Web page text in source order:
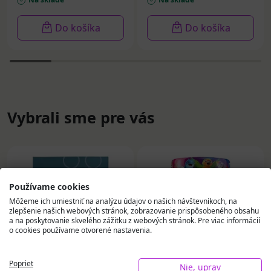
Do košíka Do košíka
Vybrali sme pre vás
Používame cookies
Môžeme ich umiestniť na analýzu údajov o našich návštevníkoch, na
zlepšenie našich webových stránok, zobrazovanie prispôsobeného obsahu
a na poskytovanie skvelého zážitku z webových stránok. Pre viac informácií
o cookies používame otvorené nastavenia.
Poprieť
Nie, uprav